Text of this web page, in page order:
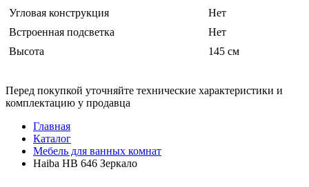
Угловая конструкция
Нет
Встроенная подсветка
Нет
Высота
145 см
Перед покупкой уточняйте технические характеристики и
комплектацию у продавца
Главная
Каталог
Мебель для ванных комнат
Haiba HB 646 Зеркало